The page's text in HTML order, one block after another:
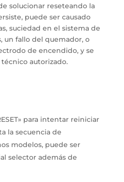
solucionar reseteando la
puede ser causado
suciedad en el sistema de
un fallo del quemador, o
de encendido, y se
autorizado.
para intentar reiniciar
la secuencia de
modelos, puede ser
selector además de